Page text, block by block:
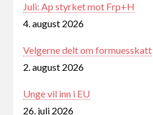
Juli: Ap styrket mot Frp+H
4. august 2026
Velgerne delt om formuesskatt
2. august 2026
Unge vil inn i EU
26. juli 2026